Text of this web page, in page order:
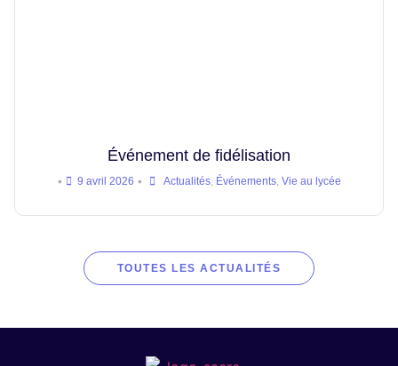
Événement de fidélisation
• 9 avril 2026 • Actualités, Événements, Vie au lycée
TOUTES LES ACTUALITÉS